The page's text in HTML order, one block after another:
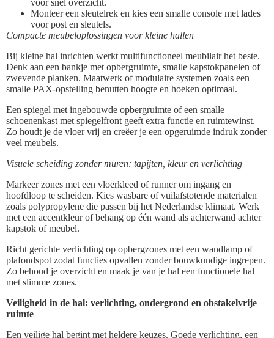
voor snel overzicht.
Monteer een sleutelrek en kies een smalle console met lades
voor post en sleutels.
Compacte meubeloplossingen voor kleine hallen
Bij kleine hal inrichten werkt multifunctioneel meubilair het beste.
Denk aan een bankje met opbergruimte, smalle kapstokpanelen of
zwevende planken. Maatwerk of modulaire systemen zoals een
smalle PAX-opstelling benutten hoogte en hoeken optimaal.
Een spiegel met ingebouwde opbergruimte of een smalle
schoenenkast met spiegelfront geeft extra functie en ruimtewinst.
Zo houdt je de vloer vrij en creëer je een opgeruimde indruk zonder
veel meubels.
Visuele scheiding zonder muren: tapijten, kleur en verlichting
Markeer zones met een vloerkleed of runner om ingang en
hoofdloop te scheiden. Kies wasbare of vuilafstotende materialen
zoals polypropylene die passen bij het Nederlandse klimaat. Werk
met een accentkleur of behang op één wand als achterwand achter
kapstok of meubel.
Richt gerichte verlichting op opbergzones met een wandlamp of
plafondspot zodat functies opvallen zonder bouwkundige ingrepen.
Zo behoud je overzicht en maak je van je hal een functionele hal
met slimme zones.
Veiligheid in de hal: verlichting, ondergrond en obstakelvrije
ruimte
Een veilige hal begint met heldere keuzes. Goede verlichting, een